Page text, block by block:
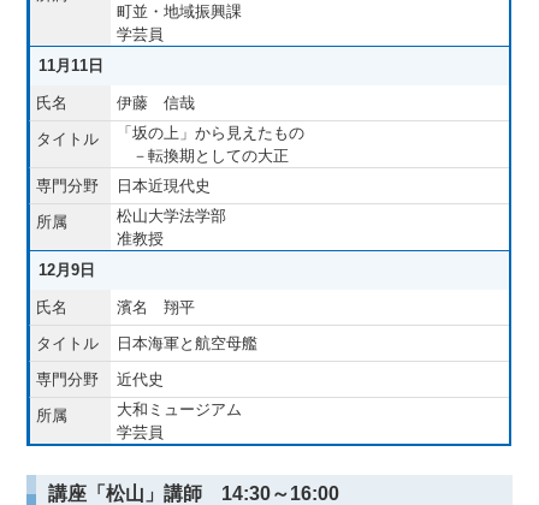
町並・地域振興課
学芸員
11月11日
伊藤 信哉
「坂の上」から見えたもの
－転換期としての大正
日本近現代史
松山大学法学部
准教授
12月9日
濱名 翔平
日本海軍と航空母艦
近代史
大和ミュージアム
学芸員
講座「松山」講師 14:30～16:00